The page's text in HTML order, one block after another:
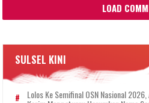
LOAD
SULSEL KINI
Lolos Ke Semifinal OSN Nasional 2026,